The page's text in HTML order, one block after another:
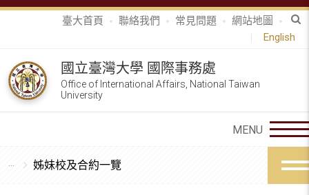
臺大首頁 聯絡我們 常見問題
網站地圖
English
國立臺灣大學 國際事務處
Office of International Affairs, National Taiwan
University
姊妹校及合約一覽